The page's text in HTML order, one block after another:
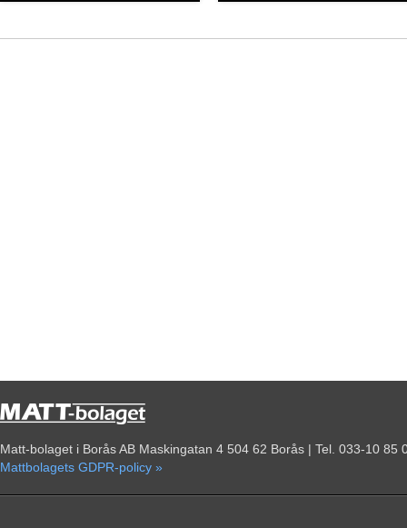
Matt-bolaget i Borås AB Maskingatan 4 504 62 Borås | Tel. 033-10
Mattbolagets GDPR-policy »